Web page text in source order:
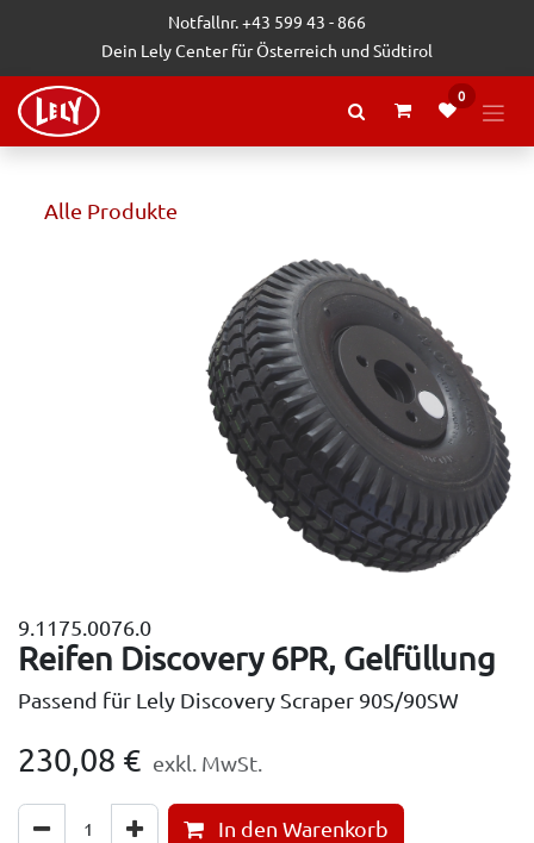
Zum Inhalt springenNotfallnr. +43 599 43 - 866
Dein Lely Center für Österreich und Südtirol
0
Alle Produkte
9.1175.0076.0
Reifen Discovery 6PR, Gelfüllung
Passend für Lely Discovery Scraper 90S/90SW
230,08 € exkl. MwSt.
In den Warenkorb